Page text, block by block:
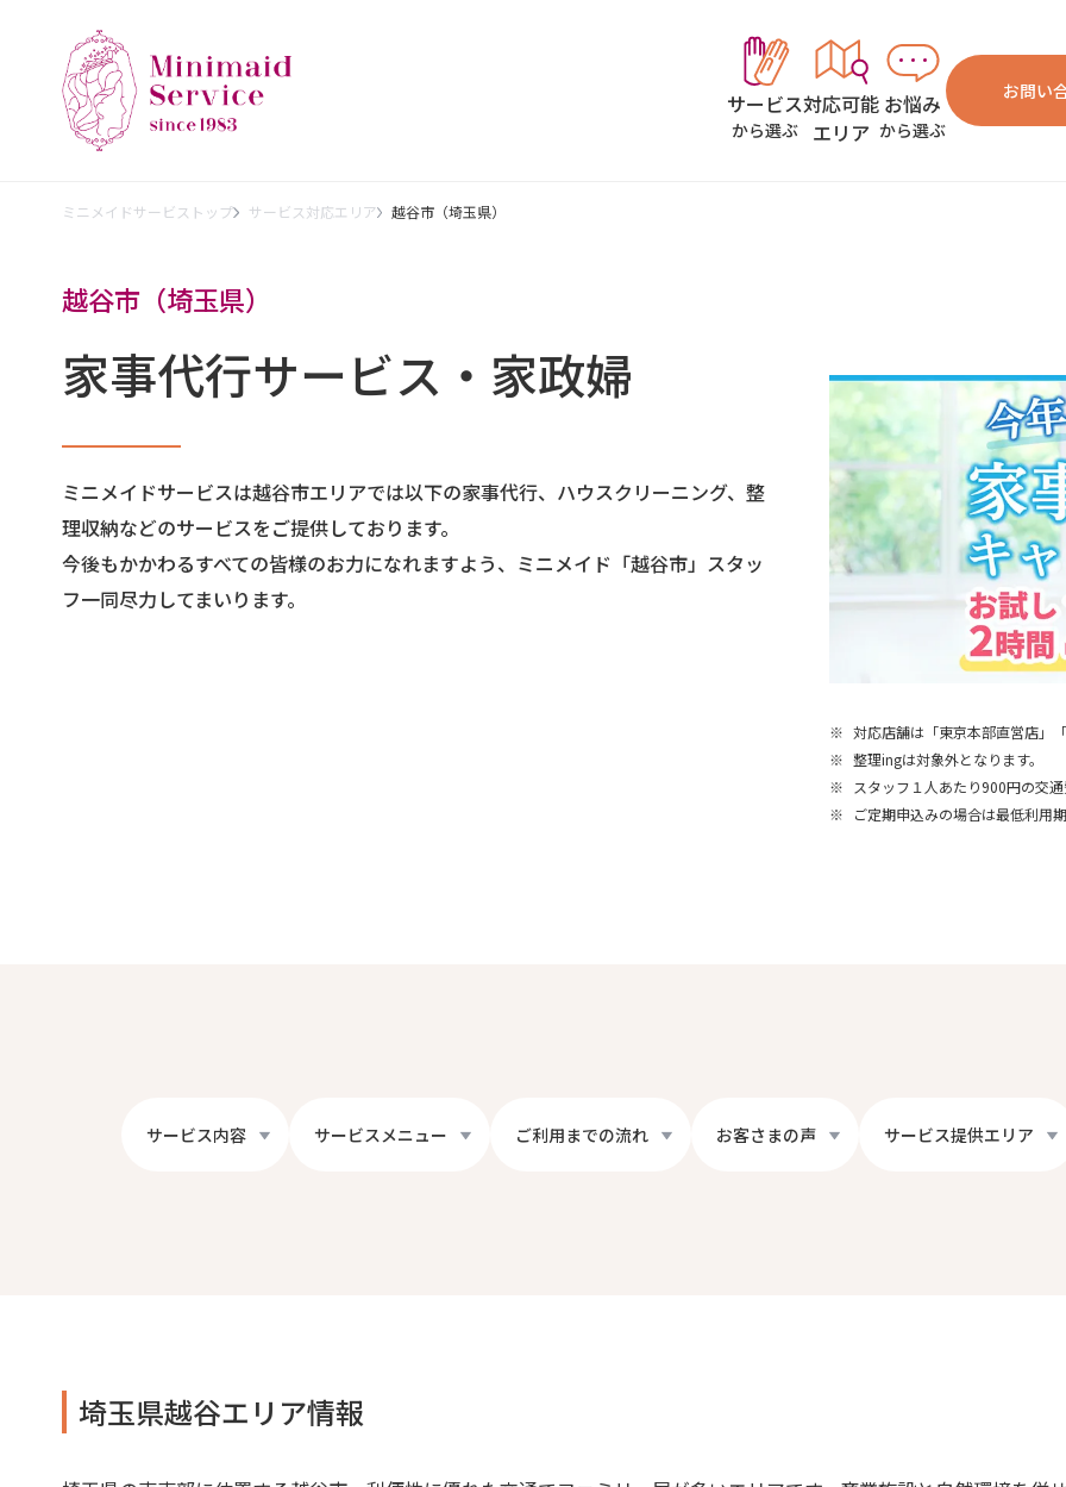
サービス
から選ぶ
対応可能
エリア
お悩み
から選ぶ
お問い
ミニメイドサービストップ サービス対応エリア 越谷市（埼玉県）
越谷市（埼玉県）
家事代行サービス・家政婦
ミニメイドサービスは越谷市エリアでは以下の家事代行、ハウスクリーニング、整
理収納などのサービスをご提供しております。
今後もかかわるすべての皆様のお力になれますよう、ミニメイド「越谷市」スタッ
フ一同尽力してまいります。
※ 対応店舗は「東京本部直営店」
※ 整理ingは対象外となります。
※
スタッフ１人あたり900円の交
※
ご定期申込みの場合は最低利用
サービス内容 サービスメニュー ご利用までの流れ お客さまの声 サービス提供エリア
埼玉県越谷エリア情報